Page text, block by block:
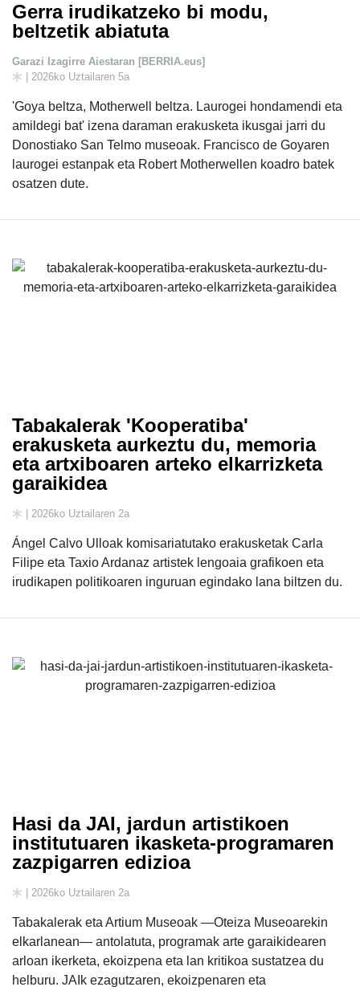
Gerra irudikatzeko bi modu,
beltzetik abiatuta
Garazi Izagirre Aiestaran [BERRIA.eus]
| 2026ko Uztailaren 5a
'Goya beltza, Motherwell beltza. Laurogei hondamendi eta
amildegi bat' izena daraman erakusketa ikusgai jarri du
Donostiako San Telmo museoak. Francisco de Goyaren
laurogei estanpak eta Robert Motherwellen koadro batek
osatzen dute.
Tabakalerak 'Kooperatiba'
erakusketa aurkeztu du, memoria
eta artxiboaren arteko elkarrizketa
garaikidea
| 2026ko Uztailaren 2a
Ángel Calvo Ulloak komisariatutako erakusketak Carla
Filipe eta Taxio Ardanaz artistek lengoaia grafikoen eta
irudikapen politikoaren inguruan egindako lana biltzen du.
Hasi da JAI, jardun artistikoen
institutuaren ikasketa-programaren
zazpigarren edizioa
| 2026ko Uztailaren 2a
Tabakalerak eta Artium Museoak —Oteiza Museoarekin
elkarlanean— antolatuta, programak arte garaikidearen
arloan ikerketa, ekoizpena eta lan kritikoa sustatzea du
helburu. JAIk ezagutzaren, ekoizpenaren eta